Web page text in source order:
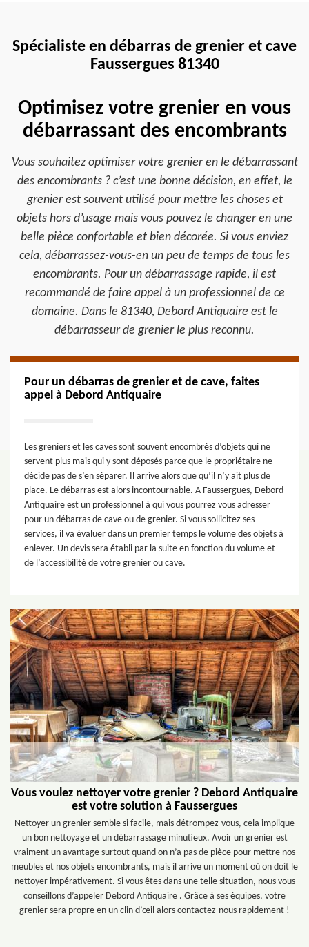
Spécialiste en débarras de grenier et cave
Faussergues 81340
Optimisez votre grenier en vous
débarrassant des encombrants
Vous souhaitez optimiser votre grenier en le débarrassant
des encombrants ? c’est une bonne décision, en effet, le
grenier est souvent utilisé pour mettre les choses et
objets hors d’usage mais vous pouvez le changer en une
belle pièce confortable et bien décorée. Si vous enviez
cela, débarrassez-vous-en un peu de temps de tous les
encombrants. Pour un débarrassage rapide, il est
recommandé de faire appel à un professionnel de ce
domaine. Dans le 81340, Debord Antiquaire est le
débarrasseur de grenier le plus reconnu.
Pour un débarras de grenier et de cave, faites
appel à Debord Antiquaire
Les greniers et les caves sont souvent encombrés d’objets qui ne
servent plus mais qui y sont déposés parce que le propriétaire ne
décide pas de s’en séparer. Il arrive alors que qu’il n’y ait plus de
place. Le débarras est alors incontournable. A Faussergues, Debord
Antiquaire est un professionnel à qui vous pourrez vous adresser
pour un débarras de cave ou de grenier. Si vous sollicitez ses
services, il va évaluer dans un premier temps le volume des objets à
enlever. Un devis sera établi par la suite en fonction du volume et
de l’accessibilité de votre grenier ou cave.
Vous voulez nettoyer votre grenier ? Debord Antiquaire
est votre solution à Faussergues
Nettoyer un grenier semble si facile, mais détrompez-vous, cela implique
un bon nettoyage et un débarrassage minutieux. Avoir un grenier est
vraiment un avantage surtout quand on n’a pas de pièce pour mettre nos
meubles et nos objets encombrants, mais il arrive un moment où on doit le
nettoyer impérativement. Si vous êtes dans une telle situation, nous vous
conseillons d’appeler Debord Antiquaire . Grâce à ses équipes, votre
grenier sera propre en un clin d’œil alors contactez-nous rapidement !